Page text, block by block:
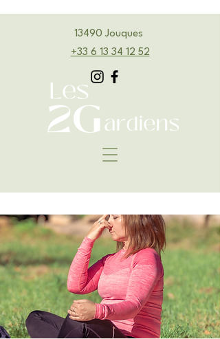
13490 Jouques
‭+33 6 13 34 12 52‬